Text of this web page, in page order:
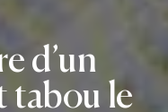
d’un
tabou le